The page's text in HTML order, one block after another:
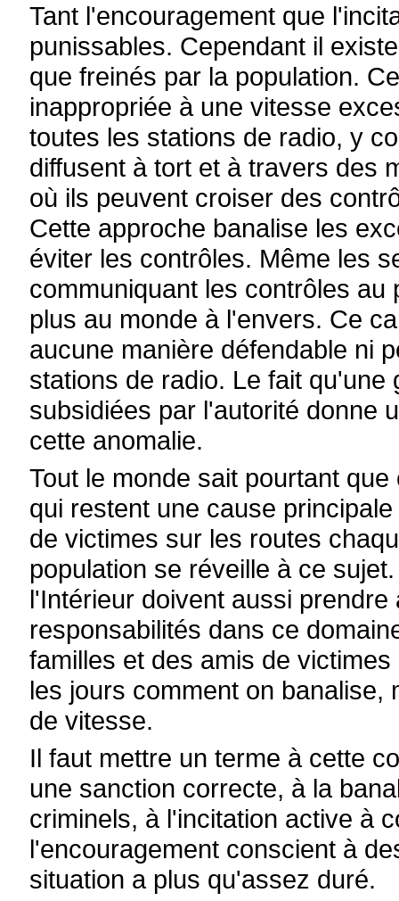
Tant l'encouragement que
punissables. Cependant il
que freinés par la population.
inappropriée à une vitesse
toutes les stations de radio, y
diffusent à tort et à travers des
où ils peuvent croiser des
Cette approche banalise les
éviter les contrôles. Même les
communiquant les contrôles
plus au monde à l'envers. Ce
aucune manière défendable ni
stations de radio. Le fait
subsidiées par l'autorité donne
cette anomalie.
Tout le monde sait pourtant
qui restent une cause
de victimes sur les routes
population se réveille à ce
l'Intérieur doivent aussi
responsabilités dans ce
familles et des amis de
les jours comment on
de vitesse.
Il faut mettre un terme à cette
une sanction correcte, à la
criminels, à l'incitation active à
l'encouragement conscient à
situation a plus qu'assez duré.